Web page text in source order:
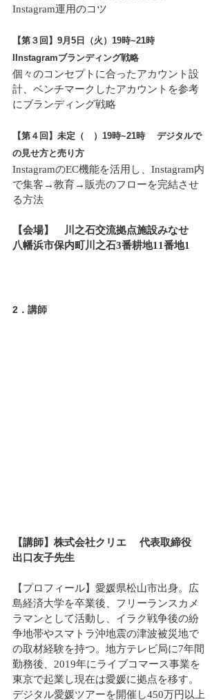
Instagram運用のコツ
【第３回】9月5日（火）19時~21時
IInstagramブランディング戦略
個々のコンセプトに合ったアカウント設
計、ベンチマークしたアカウントを参考
にブランディング戦略
【第４回】未定（　）19時~21時　 デジタルで
の見せ方と売り方
InstagramのEC機能を活用し、Instagram内
で集客→教育→販売のフローを完結させ
る方法
【会場】　川之石交流拠点施設みなせ
八幡浜市保内町川之石3番耕地11番地1
2．講師
【講師】株式会社クリエ 　代表取締役
出口友子先生
【プロフィール】愛媛県松山市出身。広
島経済大学を卒業後、フリーランスカメ
ラマンとして活動し、イラク戦争後の紛
争地帯やスマトラ沖地震の津波被災地で
の取材経験を持つ。地方テレビ局に7年間
勤務後、2019年にライブコマース事業を
東京で起業し現在は愛媛に拠点を移す。
デジタル愛媛ツアーを開催し450万円以上